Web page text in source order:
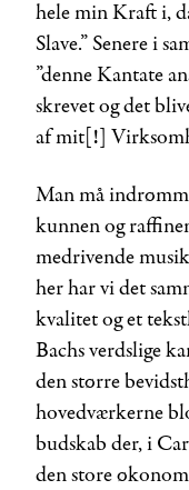
hele min Kraft i,
Slave.” Senere i
”denne Kantate
skrevet og det
af mit[!]
Man må
kunnen og
medrivende
her har vi det
kvalitet og et
Bachs verdslige
den større
hovedværkerne
budskab der, i
den store